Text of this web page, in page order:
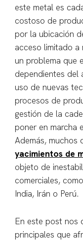
este metal es
costoso de
por la ubicación
acceso limitado a
un problema que
dependientes del
uso de nuevas
procesos de
gestión de la
poner en marcha
Además, muchos
yacimientos de
objeto de
comerciales,
India, Irán o Perú.
En este post nos
principales que